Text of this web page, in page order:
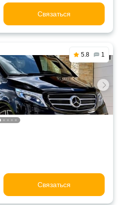
Связаться
5.8 1
Связаться